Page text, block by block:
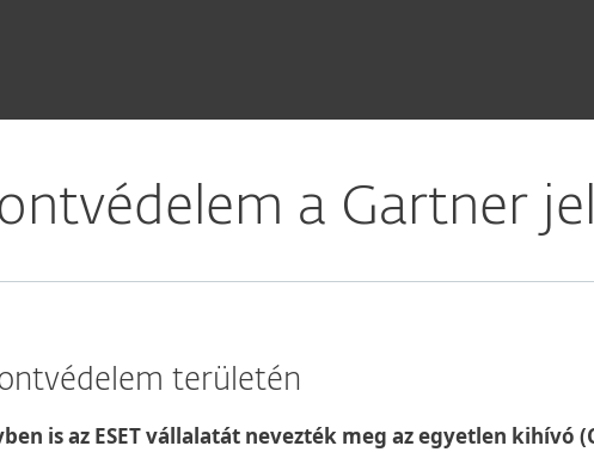
a Gartner
területén
is az ESET vállalatát nevezték meg az egyetlen kihívó